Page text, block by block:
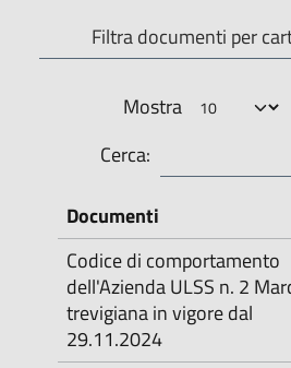
Filtra documenti per cartella
Filtra documenti per
Mostra
Cerca:
Documenti
Codice di comportamento
dell'Azienda ULSS n. 2
trevigiana in vigore dal
29.11.2024